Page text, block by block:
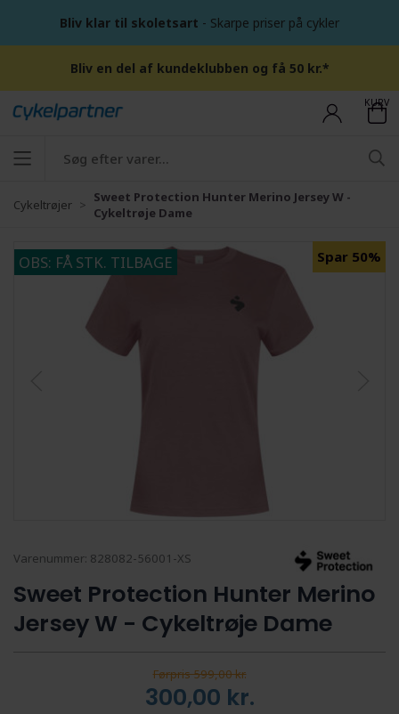
Bliv klar til skoletsart - Skarpe priser på cykler
Bliv en del af kundeklubben og få 50 kr.*
KURV
Cykeltrøjer
Sweet Protection Hunter Merino Jersey W -
Cykeltrøje Dame
OBS: FÅ STK. TILBAGE Spar 50%
Varenummer: 828082-56001-XS
Sweet Protection Hunter Merino
Jersey W - Cykeltrøje Dame
Førpris 599,00 kr.
300,00 kr.